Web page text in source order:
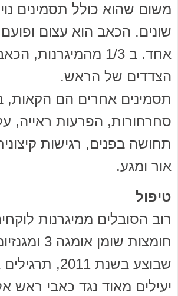
משום שהוא כולל תסמינים
שונים. הכאב הוא עצום
אחד. ב 1/3
הצדדים של הראש.
תסמינים אחרים הם הקאות,
סחרחורות, הפרעות ראייה,
תחושה בפנים, רגישות
אור ומגע.
טיפול
חומצות שומן
שבוצע בשנת 2011,
יעילים מאוד נגד כאבי ראש